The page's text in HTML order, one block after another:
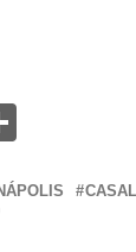
CASAL